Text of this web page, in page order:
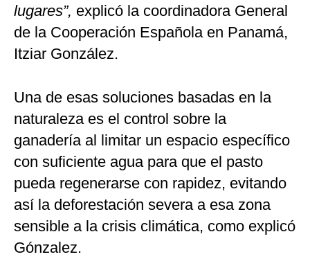
lugares”, explicó la coordinadora General
de la Cooperación Española en Panamá,
Itziar González.
Una de esas soluciones basadas en la
naturaleza es el control sobre la
ganadería al limitar un espacio específico
con suficiente agua para que el pasto
pueda regenerarse con rapidez, evitando
así la deforestación severa a esa zona
sensible a la crisis climática, como explicó
Gónzalez.